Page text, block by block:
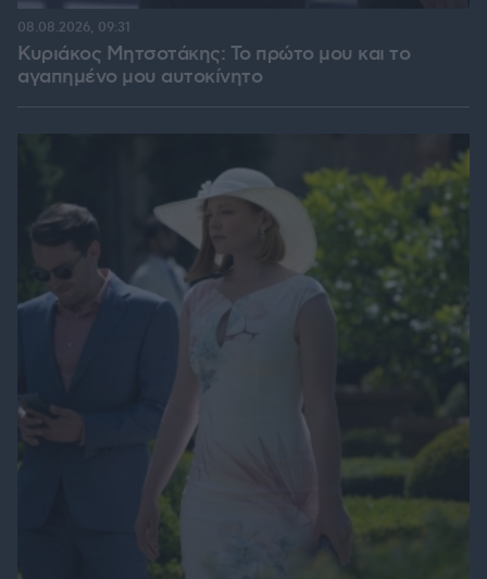
Κυριάκος Μητσοτάκης: Το πρώτο μου και το
αγαπημένο μου αυτοκίνητο
08.08.2026, 09:31